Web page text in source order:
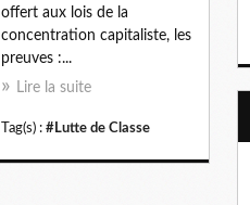
offert aux lois de la
concentration capitaliste, les
preuves :...
Lire la suite
Tag(s) : #Lutte de Classe